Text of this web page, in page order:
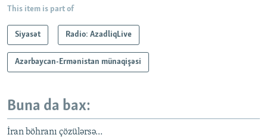
This item is part of
Siyasət Radio: AzadliqLive
Azərbaycan-Ermənistan münaqişəsi
Buna da bax:
İran böhranı çözülərsə…